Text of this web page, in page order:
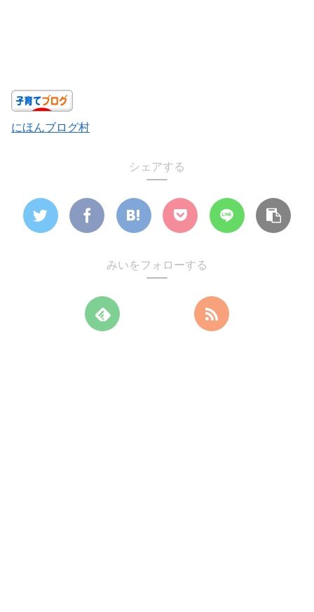
にほんブログ村
シェアする
みいをフォローする